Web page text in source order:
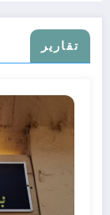
تقارير